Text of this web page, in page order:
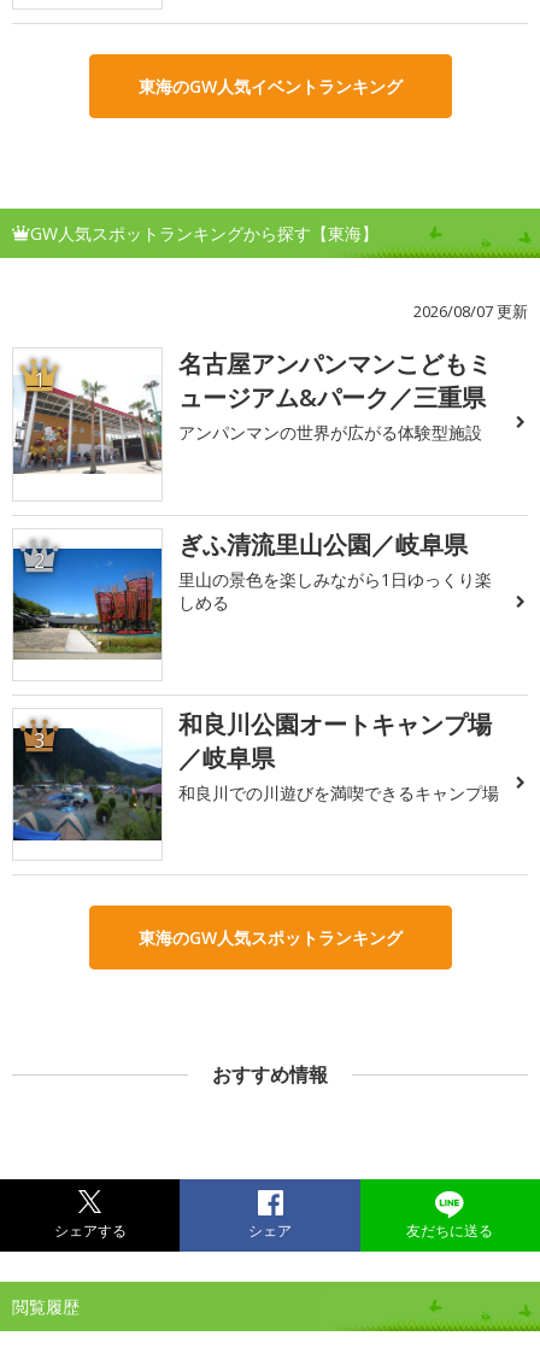
東海のGW人気イベントランキング
GW人気スポットランキングから探す【東海】
2026/08/07 更新
1
名古屋アンパンマンこどもミ
ュージアム&パーク／三重県
アンパンマンの世界が広がる体験型施設
2 ぎふ清流里山公園／岐阜県
里山の景色を楽しみながら1日ゆっくり楽
しめる
3
和良川公園オートキャンプ場
／岐阜県
和良川での川遊びを満喫できるキャンプ場
東海のGW人気スポットランキング
おすすめ情報
シェアする シェア 友だちに送る
閲覧履歴